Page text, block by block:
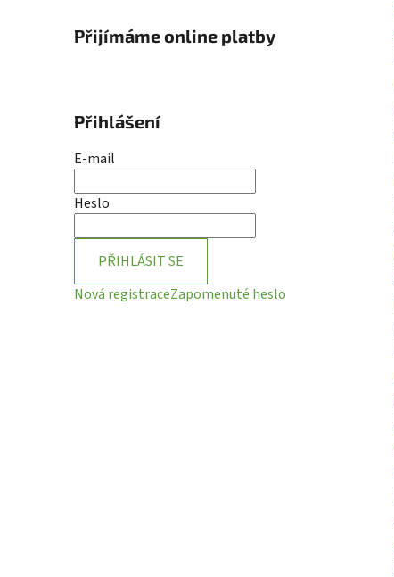
Přijímáme online platby
Přihlášení
E-mail
Heslo
PŘIHLÁSIT SE
Nová registraceZapomenuté heslo